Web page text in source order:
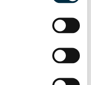
Vollständiges